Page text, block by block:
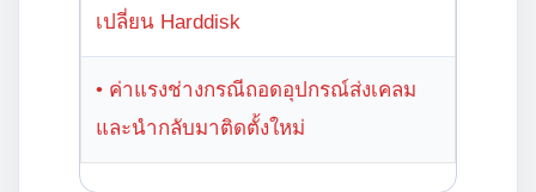
เปลี่ยน Harddisk
• ค่าแรงช่างกรณีถอดอุปกรณ์ส่งเคลม
และนำกลับมาติดตั้งใหม่